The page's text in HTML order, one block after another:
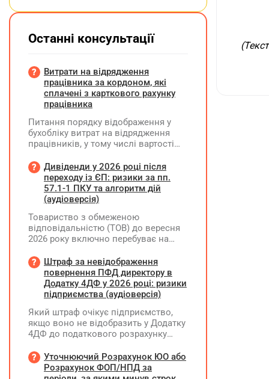
Останні консультації
Витрати на відрядження
працівника за кордоном, які
сплачені з карткового рахунку
працівника
Питання порядку відображення у
бухобліку витрат на відрядження
працівників, у тому числі вартості
карткового рахунку працівника та
підтвердження таких операцій
первинними документами, належать
до компетенції Мінфіну
Дивіденди у 2026 році після
переходу із ЄП: ризики за пп.
57.1-1 ПКУ та алгоритм дій
(аудіоверсія)
Товариство з обмеженою
відповідальністю (ТОВ) до вересня
2026 року включно перебуває на
(єдиний податок, 3 група, ставка 5%,
неплатник ПДВ). З 1 жовтня 2026
року підприємство переходить на
загальну систему оподаткування
прибуток). За результатами
діяльності у періоді 2024–2025 років
(під час перебування на спрощеній
чистий прибуток, сума
нерозподіленого прибутку в балансі
Штраф за невідображення
повернення ПФД директору в
Додатку 4ДФ у 2026 році: ризики
підприємства (аудіоверсія)
Який штраф очікує підприємство,
якщо воно не відобразить у Додатку
4ДФ до податкового розрахунку
допомоги (ПФД) директору?
Уточнюючий Розрахунок ЮО або
Розрахунок ФОП/НПД за